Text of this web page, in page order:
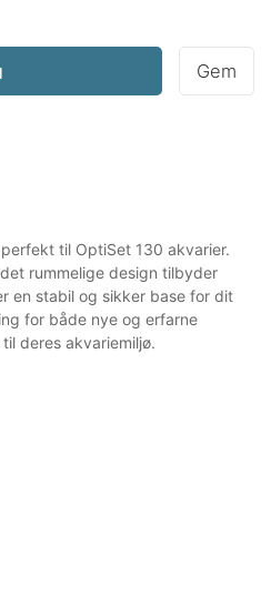
Gem
til OptiSet 130 akvarier.
rummelige design tilbyder
en stabil og sikker base for dit
for både nye og erfarne
deres akvariemiljø.